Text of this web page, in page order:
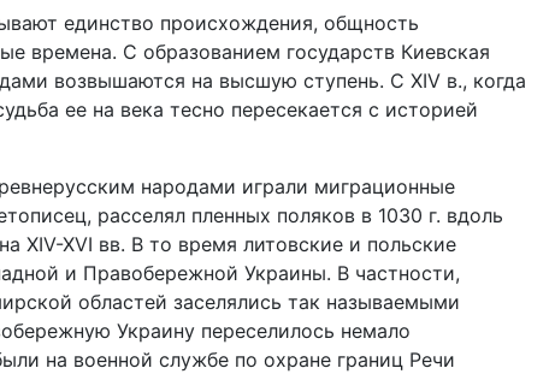
единство происхождения, общность
времена. С образованием государств Киевская
возвышаются на высшую ступень. С XIV в., когда
ее на века тесно пересекается с историей
народами играли миграционные
расселял пленных поляков в 1030 г. вдоль
XIV-XVI вв. В то время литовские и польские
и Правобережной Украины. В частности,
областей заселялись так называемыми
Украину переселилось немало
на военной службе по охране границ Речи